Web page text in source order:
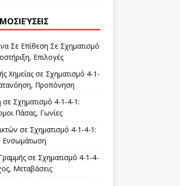
Σε Επίθεση Σε Σχηματισμό
Επιλογές
Χημείας σε Σχηματισμό 4-1-
Προπόνηση
σε Σχηματισμό 4-1-4-1:
Πάσας, Γωνίες
σε Σχηματισμό 4-1-4-1:
Ενσωμάτωση
σε Σχηματισμό 4-1-4-
Μεταβάσεις